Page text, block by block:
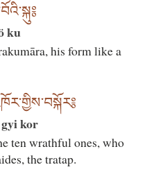
ku
his form like a
kor
ten wrathful ones, who
the tratap.